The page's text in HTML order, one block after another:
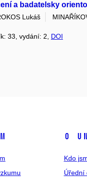
a badatelsky
Lukáš
33, vydání: 2, DOI
O
Kdo
Úřední